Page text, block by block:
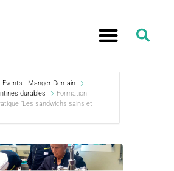
Events - Manger Demain
durables
Formation
“Les sandwichs sains et